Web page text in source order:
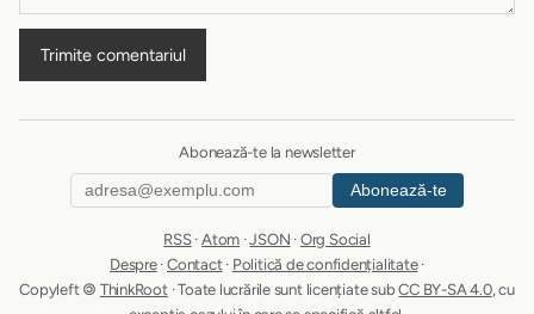
Trimite comentariul
Abonează-te la newsletter
Abonează-te
RSS· Atom ·JSON · Org Social
Despre·Contact· Politică de confidențialitate·
Copyleft 🄯 ThinkRoot· Toate lucrările sunt licențiate subCC BY-SA 4.0, cu